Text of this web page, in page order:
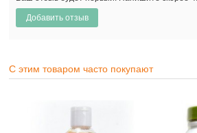
С этим товаром часто покупают